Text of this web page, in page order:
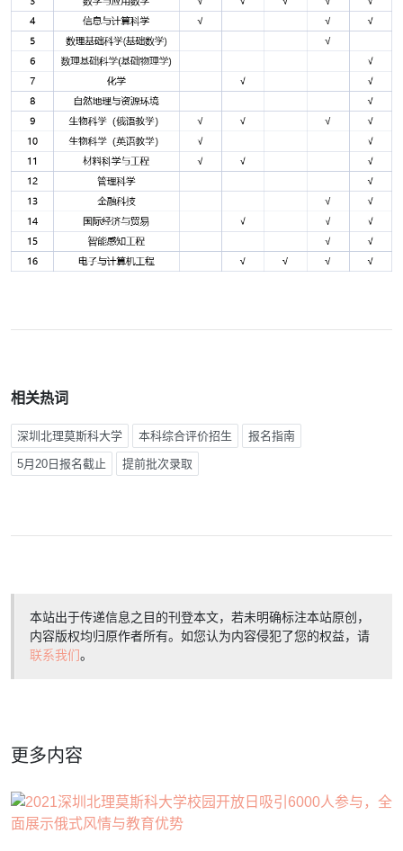
相关热词
深圳北理莫斯科大学 本科综合评价招生 报名指南
5月20日报名截止 提前批次录取
本站出于传递信息之目的刊登本文，若未明确标注本站原创，
内容版权均归原作者所有。如您认为内容侵犯了您的权益，请
联系我们。
更多内容